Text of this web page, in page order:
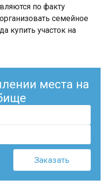
по факту
семейное
купить участок на
места на